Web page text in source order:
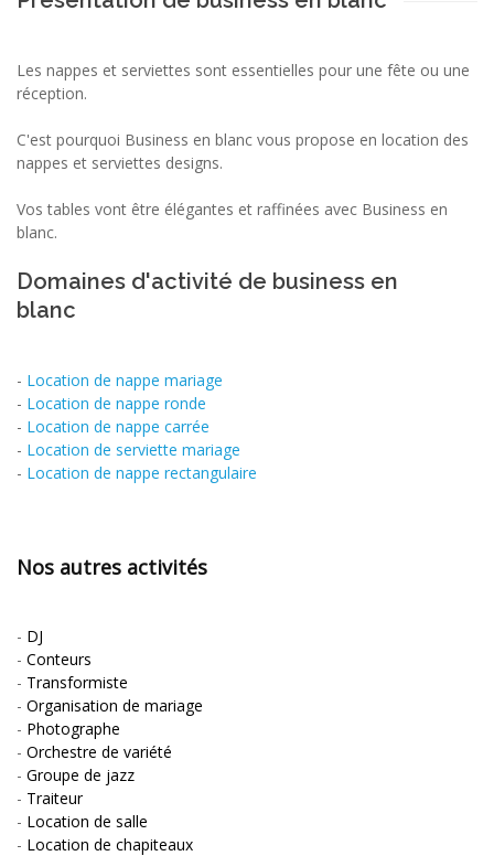
Les nappes et serviettes sont essentielles pour une fête ou une
réception.
C'est pourquoi Business en blanc vous propose en location des
nappes et serviettes designs.
Vos tables vont être élégantes et raffinées avec Business en
blanc.
Domaines d'activité de business en
blanc
- Location de nappe mariage
- Location de nappe ronde
- Location de nappe carrée
- Location de serviette mariage
- Location de nappe rectangulaire
Nos autres activités
- DJ
- Conteurs
- Transformiste
- Organisation de mariage
- Photographe
- Orchestre de variété
- Groupe de jazz
- Traiteur
- Location de salle
- Location de chapiteaux